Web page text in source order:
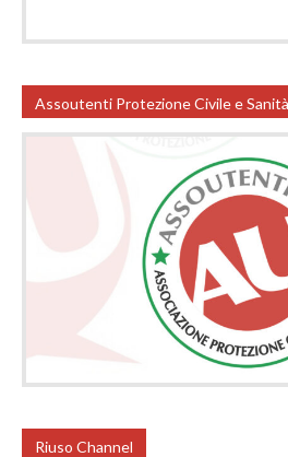
Assoutenti Protezione Civile e Sanità
Riuso Channel